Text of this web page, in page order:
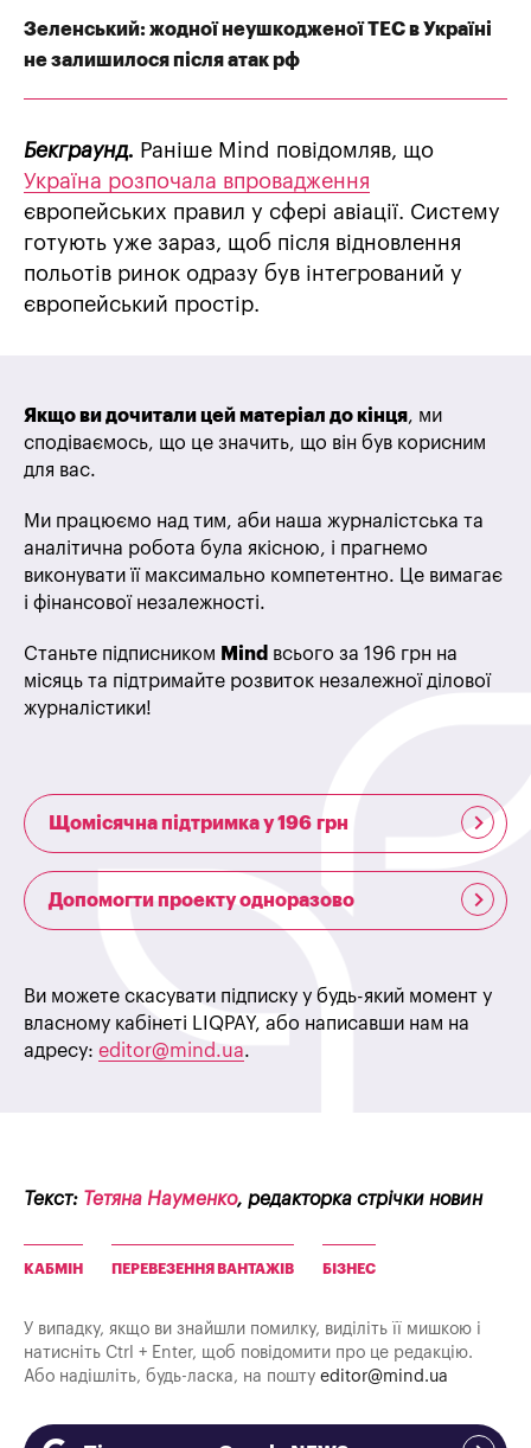
Зеленський: жодної неушкодженої ТЕС в Україні
не залишилося після атак рф
Бекграунд. Раніше Mind повідомляв, що
Україна розпочала впровадження
європейських правил у сфері авіації. Систему
готують уже зараз, щоб після відновлення
польотів ринок одразу був інтегрований у
європейський простір.
Якщо ви дочитали цей матеріал до кінця, ми
сподіваємось, що це значить, що він був корисним
для вас.
Ми працюємо над тим, аби наша журналістська та
аналітична робота була якісною, і прагнемо
виконувати її максимально компетентно. Це вимагає
і фінансової незалежності.
Станьте підписником Mind всього за 196 грн на
місяць та підтримайте розвиток незалежної ділової
журналістики!
Щомісячна підтримка у 196 грн
Допомогти проекту одноразово
Ви можете скасувати підписку у будь-який момент у
власному кабінеті LIQPAY, або написавши нам на
адресу: editor@mind.ua.
Текст: Тетяна Науменко, редакторка стрічки новин
КАБМІН ПЕРЕВЕЗЕННЯ ВАНТАЖІВ БІЗНЕС
У випадку, якщо ви знайшли помилку, виділіть її мишкою і
натисніть Ctrl + Enter, щоб повідомити про це редакцію.
Або надішліть, будь-ласка, на пошту editor@mind.ua